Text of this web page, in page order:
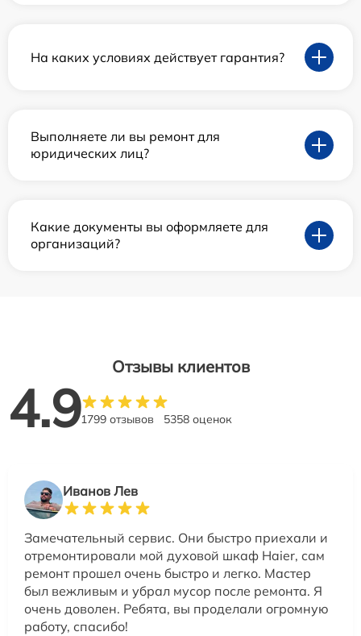
На каких условиях действует гарантия?
Выполняете ли вы ремонт для
юридических лиц?
Какие документы вы оформляете для
организаций?
Отзывы клиентов
4.91799 отзывов 5358 оценок
Иванов Лев
Замечательный сервис. Они быстро приехали и
отремонтировали мой духовой шкаф Haier, сам
ремонт прошел очень быстро и легко. Мастер
был вежливым и убрал мусор после ремонта. Я
очень доволен. Ребята, вы проделали огромную
работу, спасибо!